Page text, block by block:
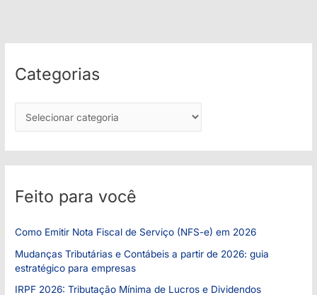
Categorias
a
t
e
g
r
a
s
Feito para você
Como Emitir Nota Fiscal de Serviço (NFS-e) em 2026
Mudanças Tributárias e Contábeis a partir de 2026: guia
estratégico para empresas
IRPF 2026: Tributação Mínima de Lucros e Dividendos